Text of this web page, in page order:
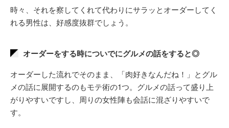
時々、それを察してくれて代わりにサラッとオーダーしてく
れる男性は、好感度抜群でしょう。
オーダーをする時についでにグルメの話をすると◎
オーダーした流れでそのまま、「肉好きなんだね！」とグル
メの話に展開するのもモテ術の1つ。グルメの話って盛り上
がりやすいですし、周りの女性陣も会話に混ざりやすいで
す。